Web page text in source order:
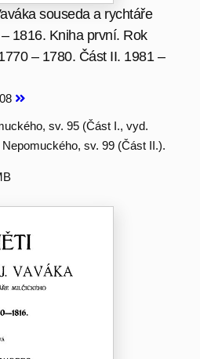
souseda a rychtáře
1816. Kniha první. Rok
– 1780. Část II. 1981 –
sv. 95 (Část I., vyd.
sv. 99 (Část II.).